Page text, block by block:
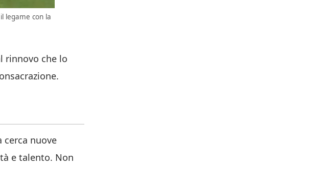
legame con la
rinnovo che lo
cerca nuove
e talento. Non